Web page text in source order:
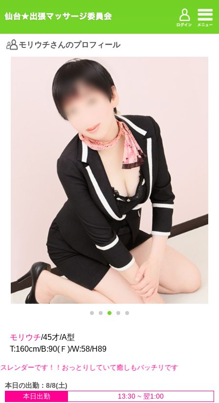
モリウチさんのプロフィール
モリウチ/45才/A型
T:160cm/B:90(Ｆ)/W:58/H89
おっとりしていて癒しもバッチリです
本日の出勤：8/8(土)
本日出勤
13:30 ~ 翌1:00